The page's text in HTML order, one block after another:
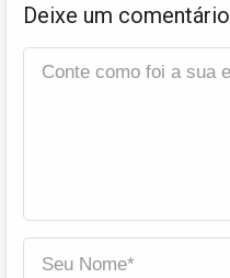
Deixe um comentário